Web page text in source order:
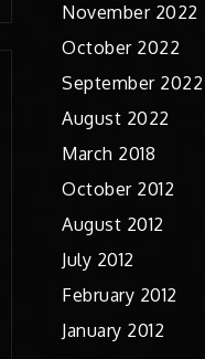
November 2022
October 2022
September 2022
August 2022
March 2018
October 2012
August 2012
July 2012
February 2012
January 2012